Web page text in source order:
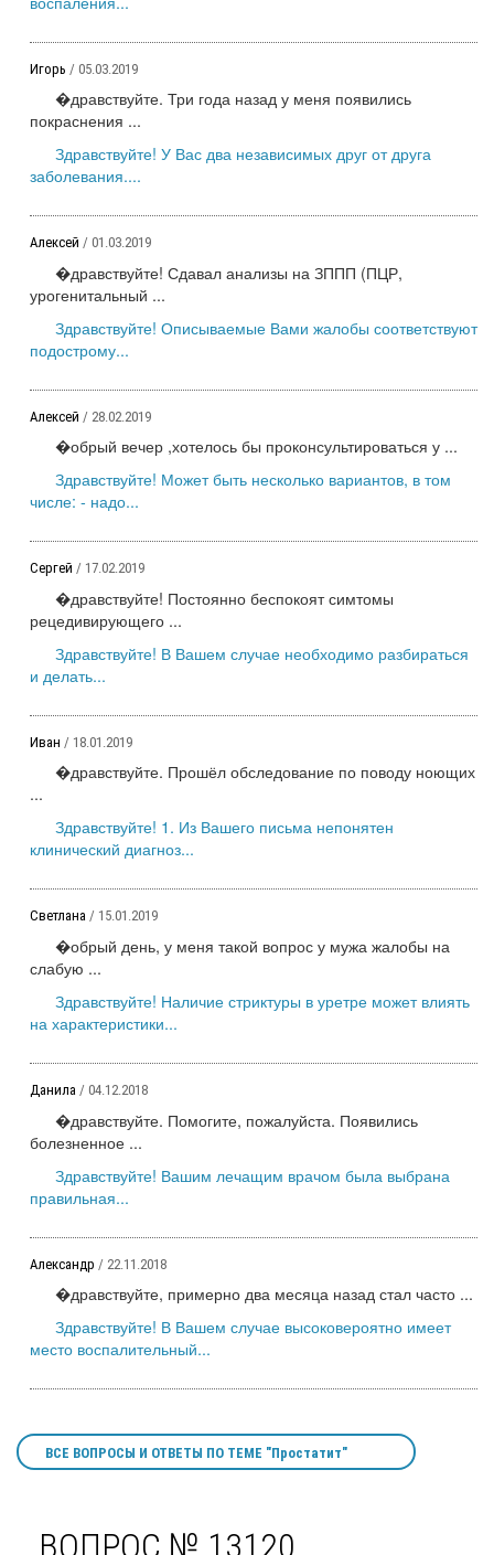
Игорь / 05.03.2019
�дравствуйте. Три года назад у меня появились
покраснения ...
Здравствуйте! У Вас два независимых друг от друга
заболевания....
Алексей / 01.03.2019
�дравствуйте! Сдавал анализы на ЗППП (ПЦР,
урогенитальный ...
Здравствуйте! Описываемые Вами жалобы соответствуют
подострому...
Алексей / 28.02.2019
�обрый вечер ,хотелось бы проконсультироваться у ...
Здравствуйте! Может быть несколько вариантов, в том
числе: - надо...
Сергей / 17.02.2019
�дравствуйте! Постоянно беспокоят симтомы
рецедивирующего ...
Здравствуйте! В Вашем случае необходимо разбираться
и делать...
Иван / 18.01.2019
�дравствуйте. Прошёл обследование по поводу ноющих
...
Здравствуйте! 1. Из Вашего письма непонятен
клинический диагноз...
Светлана / 15.01.2019
�обрый день, у меня такой вопрос у мужа жалобы на
слабую ...
Здравствуйте! Наличие стриктуры в уретре может влиять
на характеристики...
Данила / 04.12.2018
�дравствуйте. Помогите, пожалуйста. Появились
болезненное ...
Здравствуйте! Вашим лечащим врачом была выбрана
правильная...
Александр / 22.11.2018
�дравствуйте, примерно два месяца назад стал часто ...
Здравствуйте! В Вашем случае высоковероятно имеет
место воспалительный...
ВСЕ ВОПРОСЫ И ОТВЕТЫ ПО ТЕМЕ "Простатит"
ВОПРОС № 13120